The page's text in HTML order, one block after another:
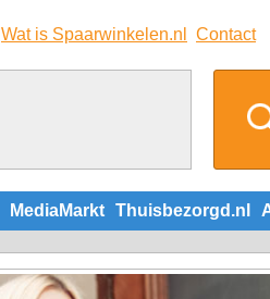
Wat is Spaarwinkelen.nl Contact
MediaMarkt Thuisbezorgd.nl